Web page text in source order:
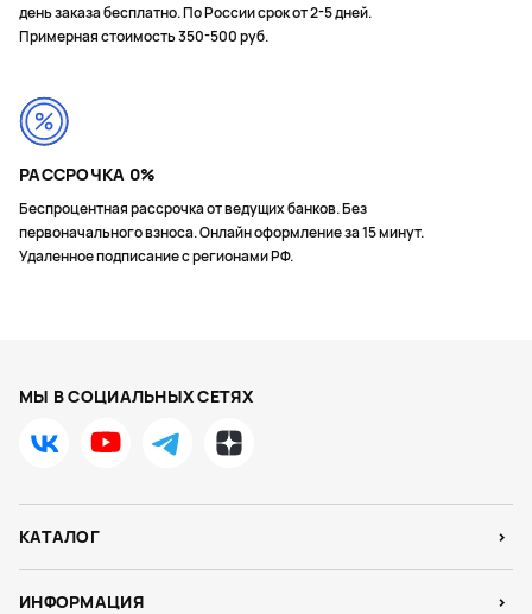
день заказа бесплатно. По России срок от 2-5 дней.
Примерная стоимость 350-500 руб.
РАССРОЧКА 0%
Беспроцентная рассрочка от ведущих банков. Без
первоначального взноса. Онлайн оформление за 15 минут.
Удаленное подписание с регионами РФ.
МЫ В СОЦИАЛЬНЫХ СЕТЯХ
КАТАЛОГ
ИНФОРМАЦИЯ